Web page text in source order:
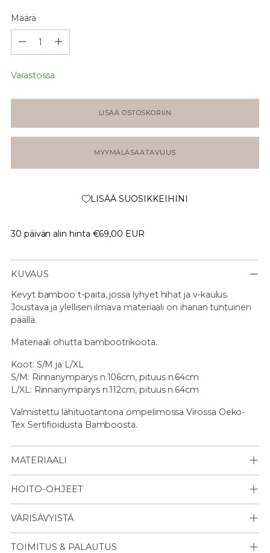
Määrä
Varastossa
LISÄÄ OSTOSKORIIN
MYYMÄLÄSAATAVUUS
LISÄÄ SUOSIKKEIHINI
30 päivän alin hinta €69,00 EUR
KUVAUS
Kevyt bamboo t-paita, jossa lyhyet hihat ja v-kaulus.
Joustava ja ylellisen ilmava materiaali on ihanan tuntuinen
päällä.
Materiaali ohutta bambootrikoota.
Koot: S/M ja L/XL
S/M: Rinnanympärys n.106cm, pituus n.64cm
L/XL: Rinnanympärys n.112cm, pituus n.64cm
Valmistettu lähituotantona ompelimossa Virossa Oeko-
Tex Sertifioidusta Bamboosta.
MATERIAALI
HOITO-OHJEET
VÄRISÄVYISTÄ
TOIMITUS & PALAUTUS